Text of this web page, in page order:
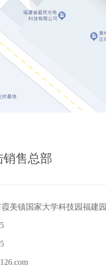
销售总部
美镇国家大学科技园福建园